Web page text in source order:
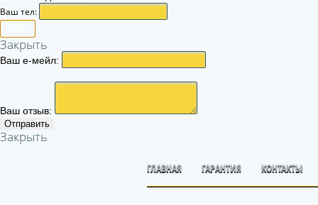
Ваш тел:
Закрыть
Ваш е-мейл:
Ваш отзыв:
Отправить
Закрыть
ГЛАВНАЯ ГАРАНТИЯ КОНТАКТЫ